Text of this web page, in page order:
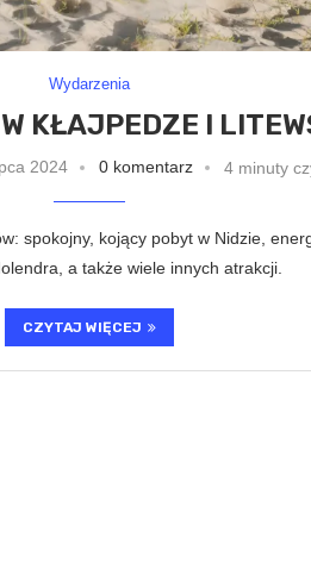
Wydarzenia
KŁAJPEDZE I
2024 0 komentarz 4 minuty
spokojny, kojący pobyt w Nidzie,
a także wiele innych atrakcji.
CZYTAJ WIĘCEJ